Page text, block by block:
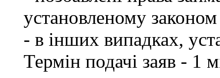
установленому
- в інших випадках,
Термін подачі заяв - 1